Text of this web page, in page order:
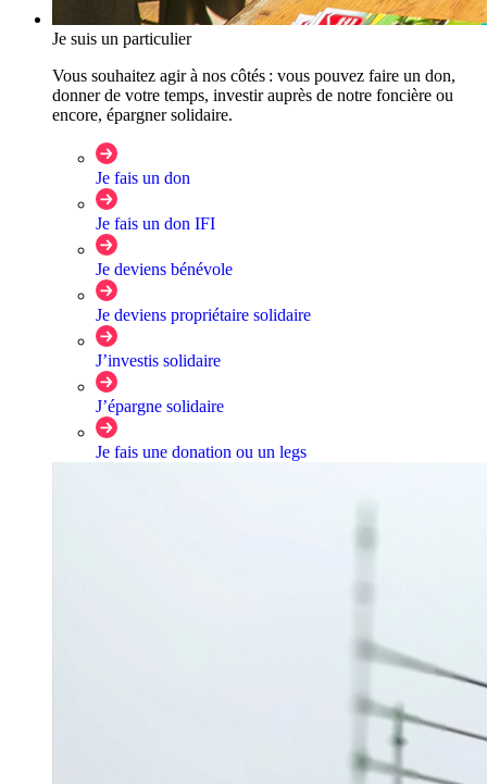
Je suis un particulier
Vous souhaitez agir à nos côtés : vous pouvez faire un don,
donner de votre temps, investir auprès de notre foncière ou
encore, épargner solidaire.
Je fais un don
Je fais un don IFI
Je deviens bénévole
Je deviens propriétaire solidaire
J’investis solidaire
J’épargne solidaire
Je fais une donation ou un legs